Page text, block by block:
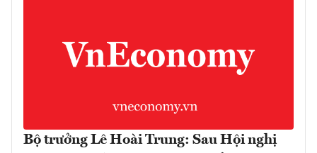
Bộ trưởng Lê Hoài Trung: Sau Hội nghị